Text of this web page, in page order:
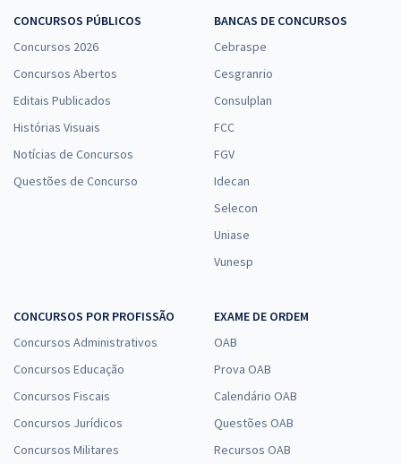
CONCURSOS PÚBLICOS
Concursos 2026
Concursos Abertos
Editais Publicados
Histórias Visuais
Notícias de Concursos
Questões de Concurso
BANCAS DE CONCURSOS
Cebraspe
Cesgranrio
Consulplan
FCC
FGV
Idecan
Selecon
Uniase
Vunesp
CONCURSOS POR PROFISSÃO
Concursos Administrativos
Concursos Educação
Concursos Fiscais
Concursos Jurídicos
Concursos Militares
EXAME DE ORDEM
OAB
Prova OAB
Calendário OAB
Questões OAB
Recursos OAB